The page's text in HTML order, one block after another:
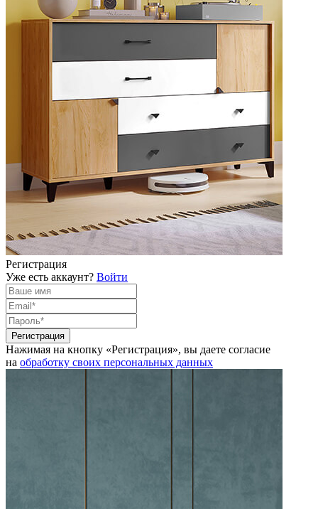
Регистрация
Уже есть аккаунт? Войти
Нажимая на кнопку «Регистрация», вы даете согласие
на обработку своих персональных данных